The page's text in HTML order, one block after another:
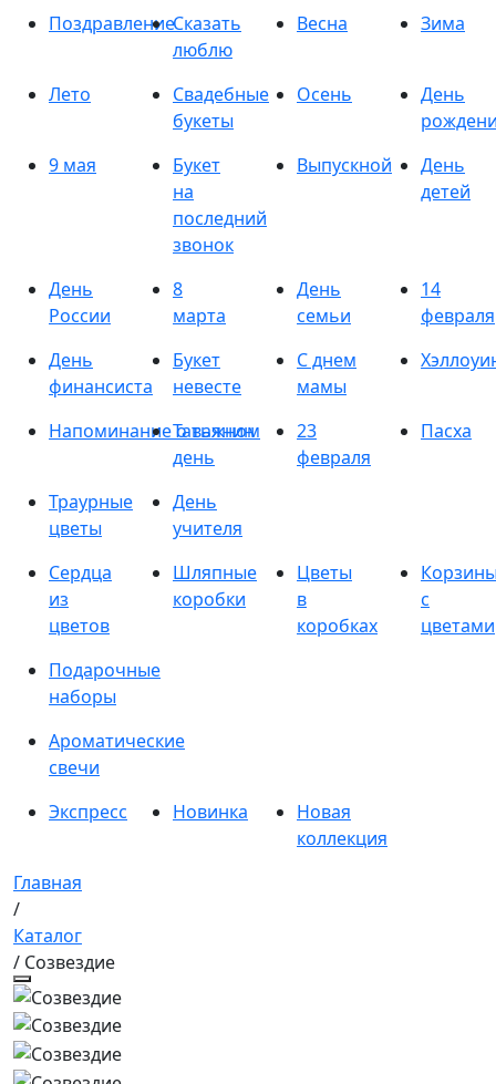
ПоздравлениеСказать
люблю
Весна Зима
Лето
Свадебные
букеты
Осень
День
9 мая
Букет
на
последний
звонок
Выпускной
День
детей
День
России
8
марта
День
семьи
14
февраля
День
финансиста
Букет
невесте
С днем
мамы
Напоминание о важном
Татьянин
день
23
февраля
Пасха
Траурные
цветы
День
учителя
Сердца
из
цветов
Шляпные
коробки
Цветы
в
коробках
с
цветами
Подарочные
наборы
Ароматические
свечи
Экспресс
Новинка
Новая
коллекция
Главная
/
Каталог
/ Созвездие